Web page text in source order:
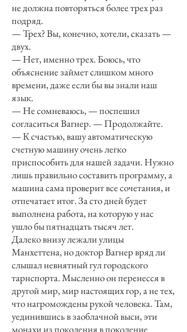
не должна повторяться более трех раз
подряд.
— Трех? Вы, конечно, хотели, сказать —
двух.
— Нет, именно трех. Боюсь, что
объяснение займет слишком много
времени, даже если бы вы знали наш
язык.
— Не сомневаюсь, — поспешил
согласиться Вагнер. — Продолжайте.
— К счастью, вашу автоматическую
счетную машину очень легко
приспособить для нашей задачи. Нужно
лишь правильно составить программу, а
машина сама проверит все сочетания, и
отпечатает итог. За сто дней будет
выполнена работа, на которую у нас
ушло бы пятнадцать тысяч лет.
Далеко внизу лежали улицы
Манхеттена, но доктор Вагнер вряд ли
слышал невнятный гул городского
тарнспорта. Мысленно он перенесся в
другой мир, мир настоящих гор, а не тех,
что нагромождены рукой человека. Там,
уединившись в заоблачной выси, эти
монахи из поколения в поколение